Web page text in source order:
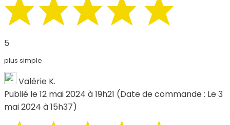
5
plus simple
Valérie K.
Publié le 12 mai 2024 à 19h21 (Date de commande : Le 3
mai 2024 à 15h37)